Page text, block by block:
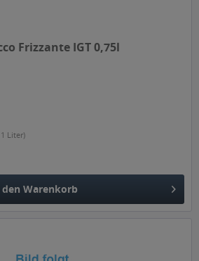
Frizzante IGT 0,75l
Liter)
Warenkorb